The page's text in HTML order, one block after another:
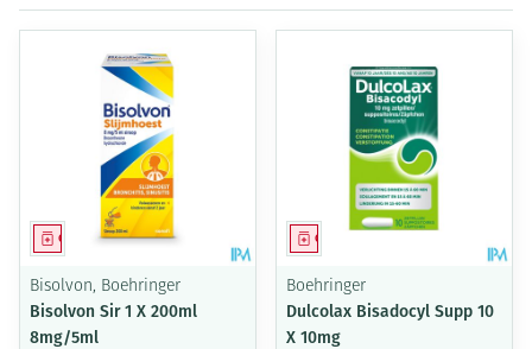
Geneesmiddel
Bisolvon, Boehringer
Bisolvon Sir 1 X 200ml
8mg/5ml
Geneesmiddel
Boehringer
Dulcolax Bisadocyl Supp 10
X 10mg